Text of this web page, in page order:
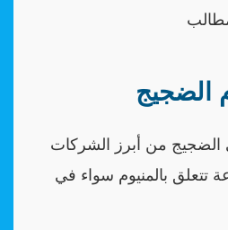
الضجيج
الضجيج من أبرز الشركات
تتعلق بالمنيوم سواء في